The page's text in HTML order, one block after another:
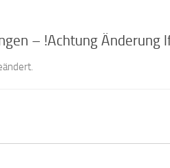
– !Achtung Änderung